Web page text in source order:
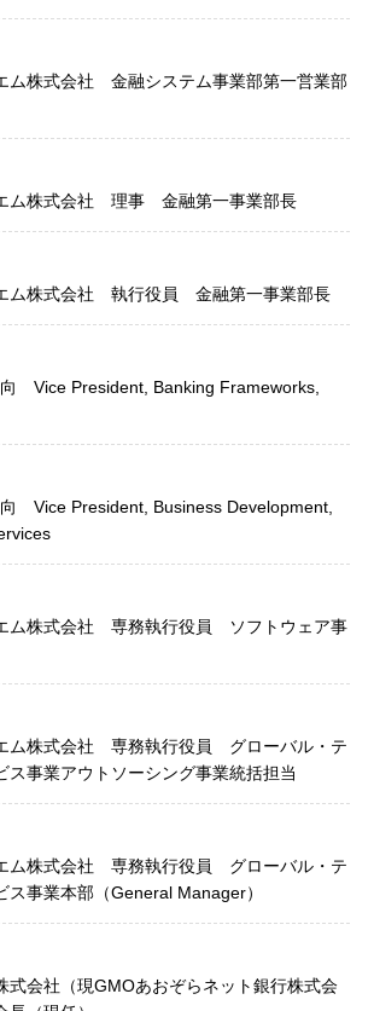
ム株式会社 金融システム事業部第一営業部
ム株式会社 理事 金融第一事業部長
ム株式会社 執行役員 金融第一事業部長
Vice President, Banking Frameworks,
Vice President, Business Development,
ム株式会社 専務執行役員 ソフトウェア事
ム株式会社 専務執行役員 グローバル・テ
ス事業アウトソーシング事業統括担当
ム株式会社 専務執行役員 グローバル・テ
ス事業本部（General Manager）
式会社（現GMOあおぞらネット銀行株式会